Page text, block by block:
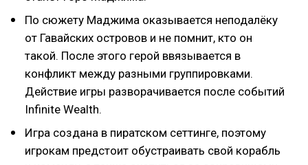
По сюжету Маджима оказывается неподалёку
от Гавайских островов и не помнит, кто он
такой. После этого герой ввязывается в
конфликт между разными группировками.
Действие игры разворачивается после событий
Infinite Wealth.
Игра создана в пиратском сеттинге, поэтому
игрокам предстоит обустраивать свой корабль